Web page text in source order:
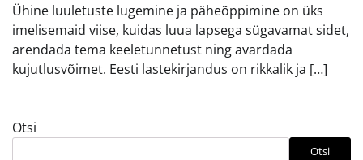
Ühine luuletuste lugemine ja päheõppimine on üks
imelisemaid viise, kuidas luua lapsega sügavamat sidet,
arendada tema keeletunnetust ning avardada
kujutlusvõimet. Eesti lastekirjandus on rikkalik ja […]
Otsi
Otsi